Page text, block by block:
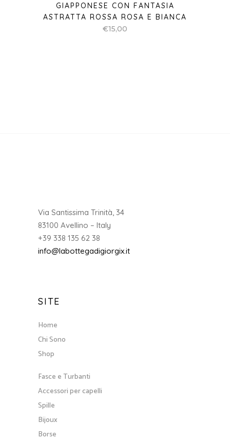
GIAPPONESE CON FANTASIA
ASTRATTA ROSSA ROSA E BIANCA
€15,00
Via Santissima Trinità, 34
83100 Avellino – Italy
+39 338 135 62 38
info@labottegadigiorgix.it
SITE
Home
Chi Sono
Shop
Fasce e Turbanti
Accessori per capelli
Spille
Bijoux
Borse